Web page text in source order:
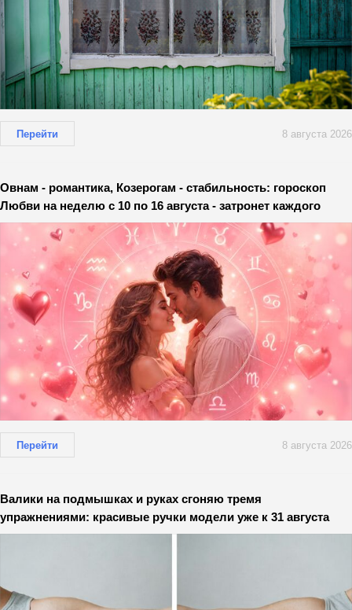
Перейти 8 августа 2026
Овнам - романтика, Козерогам - стабильность: гороскоп
Любви на неделю с 10 по 16 августа - затронет каждого
Перейти 8 августа 2026
Валики на подмышках и руках сгоняю тремя
упражнениями: красивые ручки модели уже к 31 августа